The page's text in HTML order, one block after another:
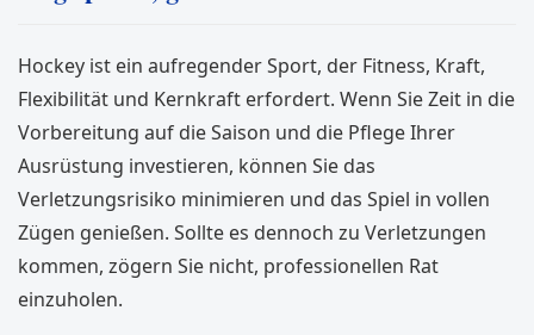
Hockey ist ein aufregender Sport, der Fitness, Kraft,
Flexibilität und Kernkraft erfordert. Wenn Sie Zeit in die
Vorbereitung auf die Saison und die Pflege Ihrer
Ausrüstung investieren, können Sie das
Verletzungsrisiko minimieren und das Spiel in vollen
Zügen genießen. Sollte es dennoch zu Verletzungen
kommen, zögern Sie nicht, professionellen Rat
einzuholen.